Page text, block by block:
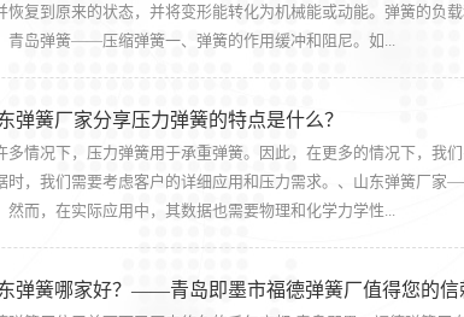
恢复到原来的状态，并将变形能转化为机械能或动能。弹簧的负
青岛弹簧——压缩弹簧一、弹簧的作用缓冲和阻尼。如...
弹簧厂家分享压力弹簧的特点是什么？
多情况下，压力弹簧用于承重弹簧。因此，在更多的情况下，我
时，我们需要考虑客户的详细应用和压力需求。、山东弹簧厂
然而，在实际应用中，其数据也需要物理和化学力学性...
弹簧哪家好？——青岛即墨市福德弹簧厂值得您的信